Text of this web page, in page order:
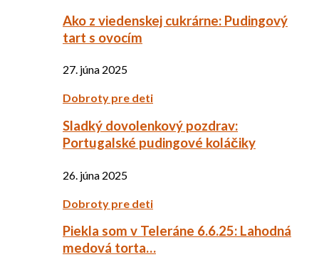
Ako z viedenskej cukrárne: Pudingový
tart s ovocím
27. júna 2025
Dobroty pre deti
Sladký dovolenkový pozdrav:
Portugalské pudingové koláčiky
26. júna 2025
Dobroty pre deti
Piekla som v Teleráne 6.6.25: Lahodná
medová torta…